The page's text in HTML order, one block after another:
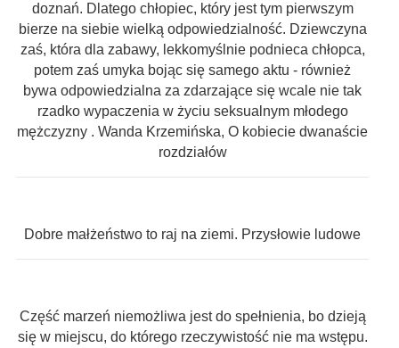
doznań. Dlatego chłopiec, który jest tym pierwszym
bierze na siebie wielką odpowiedzialność. Dziewczyna
zaś, która dla zabawy, lekkomyślnie podnieca chłopca,
potem zaś umyka bojąc się samego aktu - również
bywa odpowiedzialna za zdarzające się wcale nie tak
rzadko wypaczenia w życiu seksualnym młodego
mężczyzny . Wanda Krzemińska, O kobiecie dwanaście
rozdziałów
Dobre małżeństwo to raj na ziemi. Przysłowie ludowe
Część marzeń niemożliwa jest do spełnienia, bo dzieją
się w miejscu, do którego rzeczywistość nie ma wstępu.